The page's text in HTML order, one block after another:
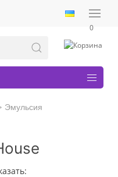
0
Эмульсия